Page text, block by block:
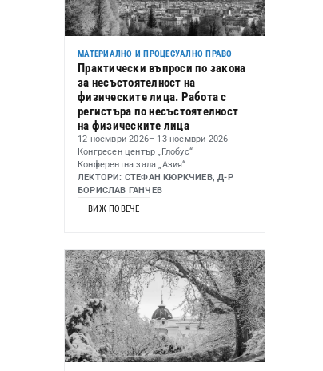
МАТЕРИАЛНО И ПРОЦЕСУАЛНО ПРАВО
Практически въпроси по закона
за несъстоятелност на
физическите лица. Работа с
регистъра по несъстоятелност
на физическите лица
12 ноември 2026– 13 ноември 2026
Конгресен център „Глобус“ –
Конферентна зала „Азия“
ЛЕКТОРИ: СТЕФАН КЮРКЧИЕВ, Д-Р
БОРИСЛАВ ГАНЧЕВ
ВИЖ ПОВЕЧЕ